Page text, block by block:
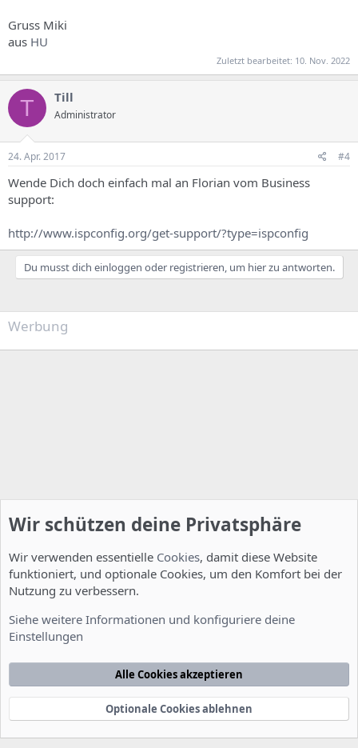
Gruss Miki
aus HU
Zuletzt bearbeitet: 10. Nov. 2022
T Till
Administrator
24. Apr. 2017 #4
Wende Dich doch einfach mal an Florian vom Business
support:
http://www.ispconfig.org/get-support/?type=ispconfig
Du musst dich einloggen oder registrieren, um hier zu antworten.
Werbung
Nutzungsbedingungen Datenschutzerklärung
Startseite
e
Community platform by XenForo® © 2010-2022 XenForo Ltd.
xenDach©2010-2014
Wir schützen deine Privatsphäre
Wir verwenden essentielle Cookies, damit diese Website
funktioniert, und optionale Cookies, um den Komfort bei der
Nutzung zu verbessern.
Siehe weitere Informationen und konfiguriere deine
Einstellungen
Alle Cookies akzeptieren
Optionale Cookies ablehnen